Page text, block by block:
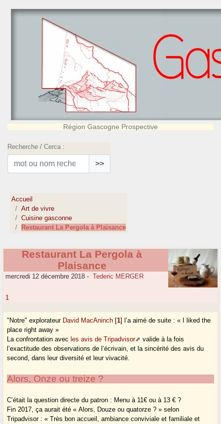
Région Gascogne Prospective
Recherche / Cerca :
>>
Accueil
Art de vivre
Cuisine gasconne
Restaurant La Pergola à Plaisance
Restaurant La Pergola à
Plaisance
mercredi 12 décembre 2018 - Tederic MERGER
1
"Notre" explorateur David MacAninch [1] l’a aimé de suite : « I liked the
place right away »
La confrontation avec les avis de Tripadvisor
valide à la fois
l’exactitude des observations de l’écrivain, et la sincérité des avis du
second, dans leur diversité et leur vivacité.
Alors, Onze ou treize ?
C’était la question directe du patron : Menu à 11€ ou à 13 € ?
Fin 2017, ça aurait été « Alors, Douze ou quatorze ? » selon
Tripadvisor : « Très bon accueil, ambiance conviviale et familiale et